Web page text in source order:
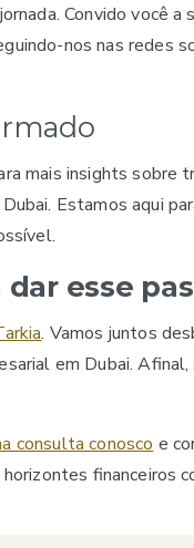
Convido você
nos nas redes
mais insights
Estamos aqui
esse
. Vamos juntos
em Dubai.
consulta conosco e
financeiros